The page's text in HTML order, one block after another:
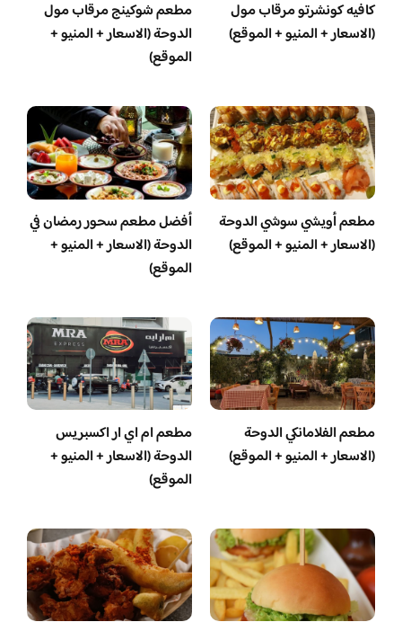
كافيه كونشرتو مرقاب مول
(الاسعار + المنيو + الموقع)
مطعم شوكينج مرقاب مول
الدوحة (الاسعار + المنيو +
الموقع)
مطعم أويشي سوشي الدوحة
(الاسعار + المنيو + الموقع)
أفضل مطعم سحور رمضان في
الدوحة (الاسعار + المنيو +
الموقع)
مطعم الفلامانكي الدوحة
(الاسعار + المنيو + الموقع)
مطعم ام اي ار اكسبريس
الدوحة (الاسعار + المنيو +
الموقع)